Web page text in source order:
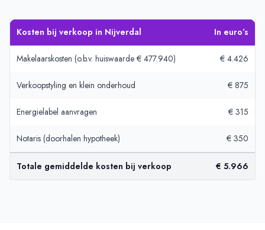
Kosten bij verkoop in Nijverdal In euro’s
Makelaarskosten (o.b.v. huiswaarde € 477.940) € 4.426
Verkoopstyling en klein onderhoud € 875
Energielabel aanvragen € 315
Notaris (doorhalen hypotheek) € 350
Totale gemiddelde kosten bij verkoop € 5.966